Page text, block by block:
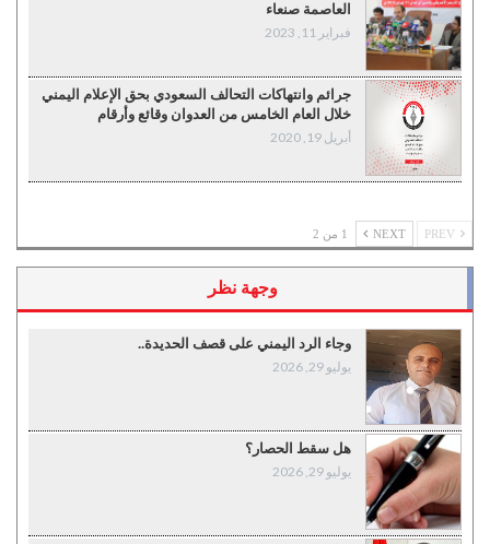
العاصمة صنعاء
فبراير 11, 2023
جرائم وانتهاكات التحالف السعودي بحق الإعلام اليمني
خلال العام الخامس من العدوان وقائع وأرقام
أبريل 19, 2020
NEXT 1 من 2
وجهة نظر
وجاء الرد اليمني على قصف الحديدة..
يوليو 29, 2026
هل سقط الحصار؟
يوليو 29, 2026